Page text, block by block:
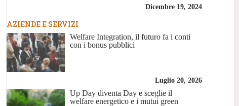
Dicembre 19, 2024
AZIENDE E SERVIZI
Welfare Integration, il futuro fa i conti
con i bonus pubblici
Luglio 20, 2026
Up Day diventa Day e sceglie il
welfare energetico e i mutui green